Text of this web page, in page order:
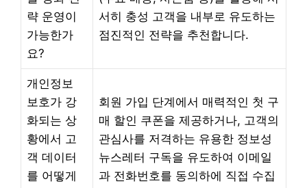
략 운영이
가능한가
요?
서히 충성 고객을 내부로 유도하는
점진적인 전략을 추천합니다.
개인정보
보호가 강
화되는 상
황에서 고
객 데이터
를 어떻게
회원 가입 단계에서 매력적인 첫 구
매 할인 쿠폰을 제공하거나, 고객의
관심사를 저격하는 유용한 정보성
뉴스레터 구독을 유도하여 이메일
과 전화번호를 동의하에 직접 수집